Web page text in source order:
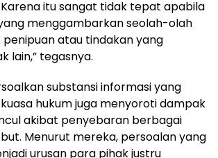
itu sangat tidak tepat apabila
menggambarkan seolah-olah
atau tindakan yang
lain,” tegasnya.
substansi informasi yang
hukum juga menyoroti dampak
akibat penyebaran berbagai
Menurut mereka, persoalan yang
urusan para pihak justru